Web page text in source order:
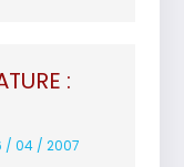
:
/ 04 / 2007